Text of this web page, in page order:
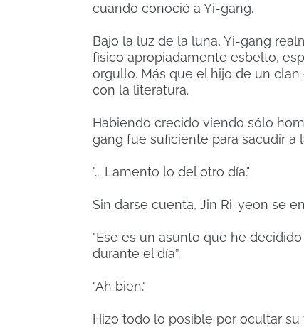
cuando conoció a Yi-gang.
Bajo la luz de la luna, Yi-gang
físico apropiadamente esbelto,
orgullo. Más que el hijo de un
con la literatura.
Habiendo crecido viendo sólo
gang fue suficiente para sacudir a
"... Lamento lo del otro día."
Sin darse cuenta, Jin Ri-yeon se
"Ese es un asunto que he decidido
durante el día”.
"Ah bien."
Hizo todo lo posible por ocultar su